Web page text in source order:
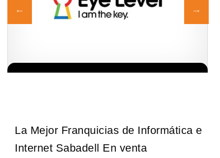
La Mejor Franquicias de Informática e
Internet Sabadell En venta